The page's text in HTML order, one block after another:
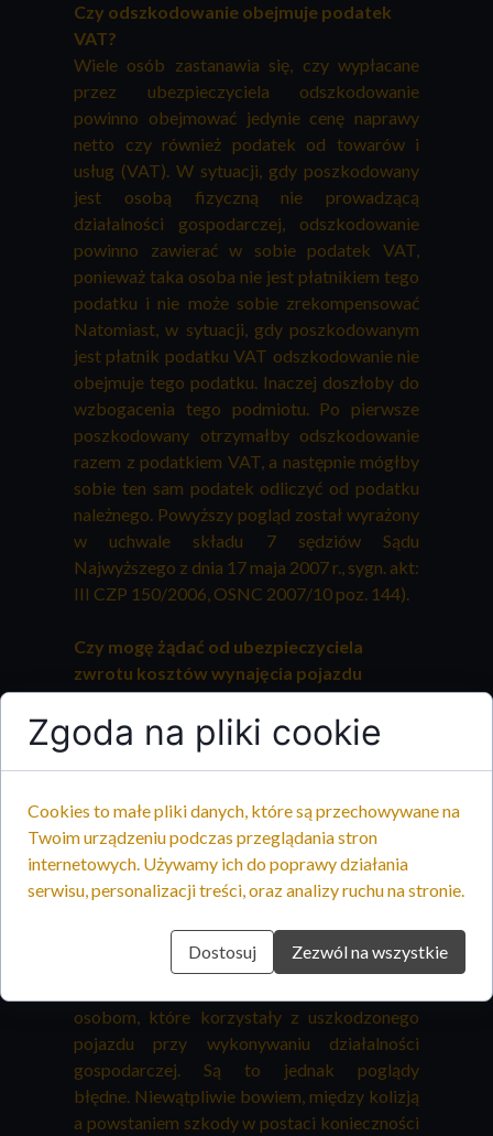
Czy odszkodowanie obejmuje podatek
VAT?
Wiele osób zastanawia się, czy wypłacane
przez ubezpieczyciela odszkodowanie
powinno obejmować jedynie cenę naprawy
netto czy również podatek od towarów i
usług (VAT). W sytuacji, gdy poszkodowany
jest osobą fizyczną nie prowadzącą
działalności gospodarczej, odszkodowanie
powinno zawierać w sobie podatek VAT,
ponieważ taka osoba nie jest płatnikiem tego
podatku i nie może sobie zrekompensować
Natomiast, w sytuacji, gdy poszkodowanym
jest płatnik podatku VAT odszkodowanie nie
obejmuje tego podatku. Inaczej doszłoby do
wzbogacenia tego podmiotu. Po pierwsze
poszkodowany otrzymałby odszkodowanie
razem z podatkiem VAT, a następnie mógłby
sobie ten sam podatek odliczyć od podatku
należnego. Powyższy pogląd został wyrażony
w uchwale składu 7 sędziów Sądu
Najwyższego z dnia 17 maja 2007 r., sygn. akt:
III CZP 150/2006, OSNC 2007/10 poz. 144).
Czy mogę żądać od ubezpieczyciela
zwrotu kosztów wynajęcia pojazdu
zastępczego?
Bywają przypadki, w których zakłady
ubezpieczeń odmawiają wypłaty
odszkodowania obejmującego koszty
wynajmu pojazdu zastępczego.
Ubezpieczyciele uzasadniają takie
postępowanie możliwością korzystania przez
lub innymi podobnymi względami. Spotykamy
się również z argumentami, iż koszt wynajmu
osobom, które korzystały z uszkodzonego
pojazdu przy wykonywaniu działalności
gospodarczej. Są to jednak poglądy
błędne. Niewątpliwie bowiem, między kolizją
a powstaniem szkody w postaci konieczności
Zgoda na pliki cookie
Cookies to małe pliki danych, które są przechowywane na
Twoim urządzeniu podczas przeglądania stron
internetowych. Używamy ich do poprawy działania
serwisu, personalizacji treści, oraz analizy ruchu na stronie.
Dostosuj Zezwól na wszystkie